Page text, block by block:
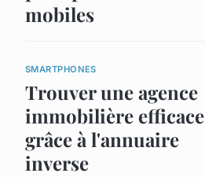
mobiles
SMARTPHONES
Trouver une agence
immobilière efficace
grâce à l'annuaire
inverse